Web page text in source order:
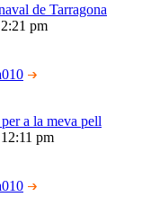
de Tarragona
pm
a la meva pell
pm